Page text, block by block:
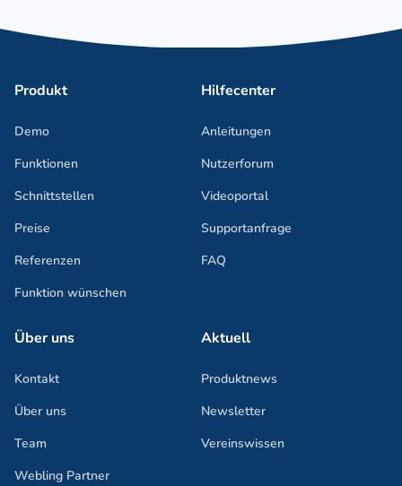
Produkt
Demo
Funktionen
Schnittstellen
Preise
Referenzen
Funktion wünschen
Hilfecenter
Anleitungen
Nutzerforum
Videoportal
Supportanfrage
FAQ
Über uns
Kontakt
Über uns
Team
Webling Partner
Aktuell
Produktnews
Newsletter
Vereinswissen